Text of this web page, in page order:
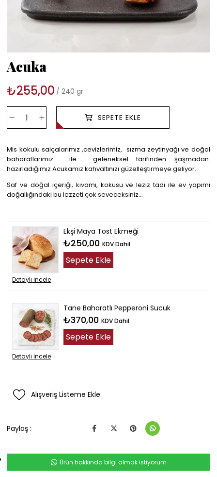
Acuka
₺255,00 240 gr
Mis kokulu salçalarımız ,cevizlerimiz, sızma zeytinyağı ve doğal
baharatlarımız ile geleneksel tarifinden şaşmadan
hazırladığımız Acukamız kahvaltınızı güzelleştirmeye geliyor.
Saf ve doğal içeriği, kıvamı, kokusu ve leziz tadı ile ev yapımı
doğallığındaki bu lezzeti çok seveceksiniz...
Detaylı İncele
Ekşi Maya Tost Ekmeği
₺250,00KDV Dahil
Sepete Ekle
Detaylı İncele
Tane Baharatlı Pepperoni Sucuk
₺370,00KDV Dahil
Sepete Ekle
Alışveriş Listeme Ekle
Paylaş :
Ürün hakkında bilgi almak istiyorum